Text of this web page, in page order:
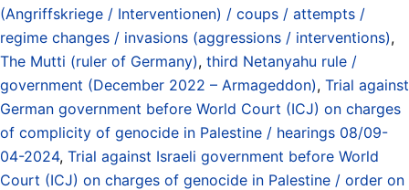
(Angriffskriege / Interventionen) / coups / attempts /
regime changes / invasions (aggressions / interventions),
The Mutti (ruler of Germany), third Netanyahu rule /
government (December 2022 – Armageddon), Trial against
German government before World Court (ICJ) on charges
of complicity of genocide in Palestine / hearings 08/09-
04-2024, Trial against Israeli government before World
Court (ICJ) on charges of genocide in Palestine / order on